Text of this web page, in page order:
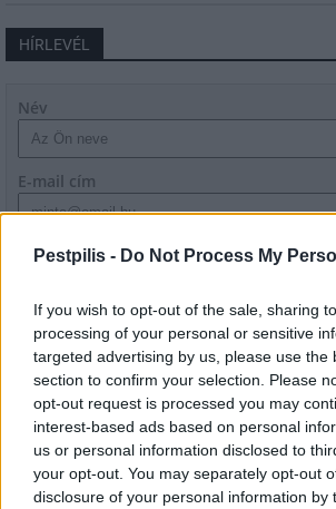
Pestpilis - Do Not Process My
If you wish to opt-out of the sale, sharing
processing of your personal or sensitive
targeted advertising by us, please use the
section to confirm your selection. Please
opt-out request is processed you may
interest-based ads based on personal
us or personal information disclosed to
your opt-out. You may separately opt-out
disclosure of your personal information by
HÍRLEVÉL
Név
E-mail cím
Feliratkozom a hírlevélre és
FELIRATKOZÁS
LEGFRISSEBB
Országos
Megérkezett az eső a